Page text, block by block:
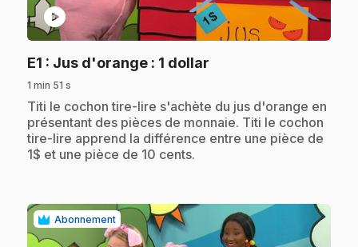
play_circle
E1 : Jus d'orange : 1 dollar
1 min 51 s
.Titi le cochon tire-lire s'achète du jus d'orange en
présentant des pièces de monnaie. Titi le cochon
tire-lire apprend la différence entre une pièce de
1$ et une pièce de 10 cents.
Abonnement